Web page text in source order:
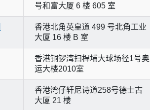
号和富大厦 6 楼 605 室
香港北角英皇道 499 号北角工业
大厦 16 楼 B 室
香港铜锣湾扫桿埔大球场径1号奥
运大楼2010室
香港湾仔轩尼诗道258号德士古
大厦 21 楼